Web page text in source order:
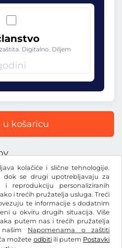
kolačiće i slične tehnologije.
dok se drugi upotrebljavaju za
reprodukciju personaliziranih
i trećih pružatelja usluga. Treći
te informacije s dodatnim
u okviru drugih situacija. Više
putem nas i trećih pružatelja
Napomenama o zaštiti
možete odbitiili putem Postavki
Digitalno. Diljem
u košaricu